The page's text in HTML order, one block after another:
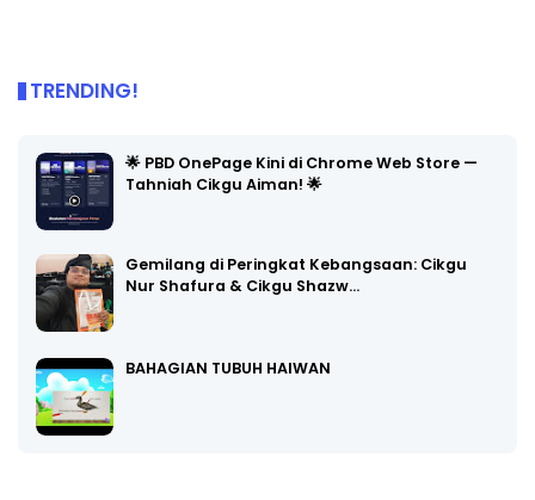
TRENDING!
🌟 PBD OnePage Kini di Chrome Web Store —
Tahniah Cikgu Aiman! 🌟
Gemilang di Peringkat Kebangsaan: Cikgu
Nur Shafura & Cikgu Shazw…
BAHAGIAN TUBUH HAIWAN